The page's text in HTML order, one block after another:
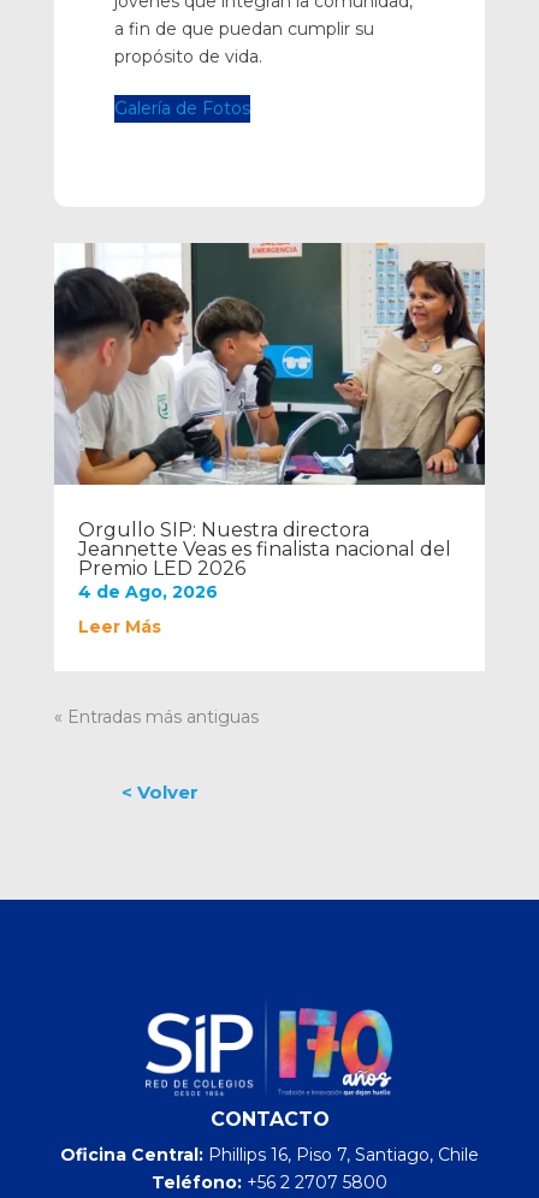
Orgullo SIP: Nuestra directora
Jeannette Veas es finalista nacional del
Premio LED 2026
4 de Ago, 2026
Leer Más
« Entradas más antiguas
a fin de que puedan cumplir su
propósito de vida.
Galería de Fotos
CONTACTO
Oficina Central: Phillips 16, Piso 7, Santiago, Chile
Teléfono: +56 2 2707 5800